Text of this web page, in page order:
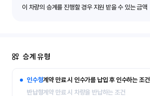
이 차량의 승계를 진행할 경우 지원 받을 수 있는 금액
승계 유형
인수형계약 만료 시 인수가를 납입 후 인수하는 조건
반납형계약 만료 시 차량을 반납하는 조건